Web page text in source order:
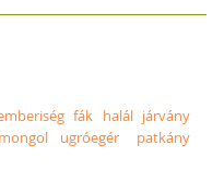
fák halál járvány
mongol ugróegér
patkány